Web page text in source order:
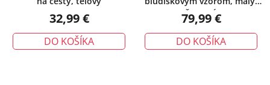
32,99 €
DO KOŠÍKA
červený
79,99 €
DO KOŠÍKA